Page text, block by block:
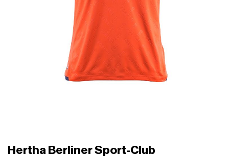
Hertha Berliner Sport-Club